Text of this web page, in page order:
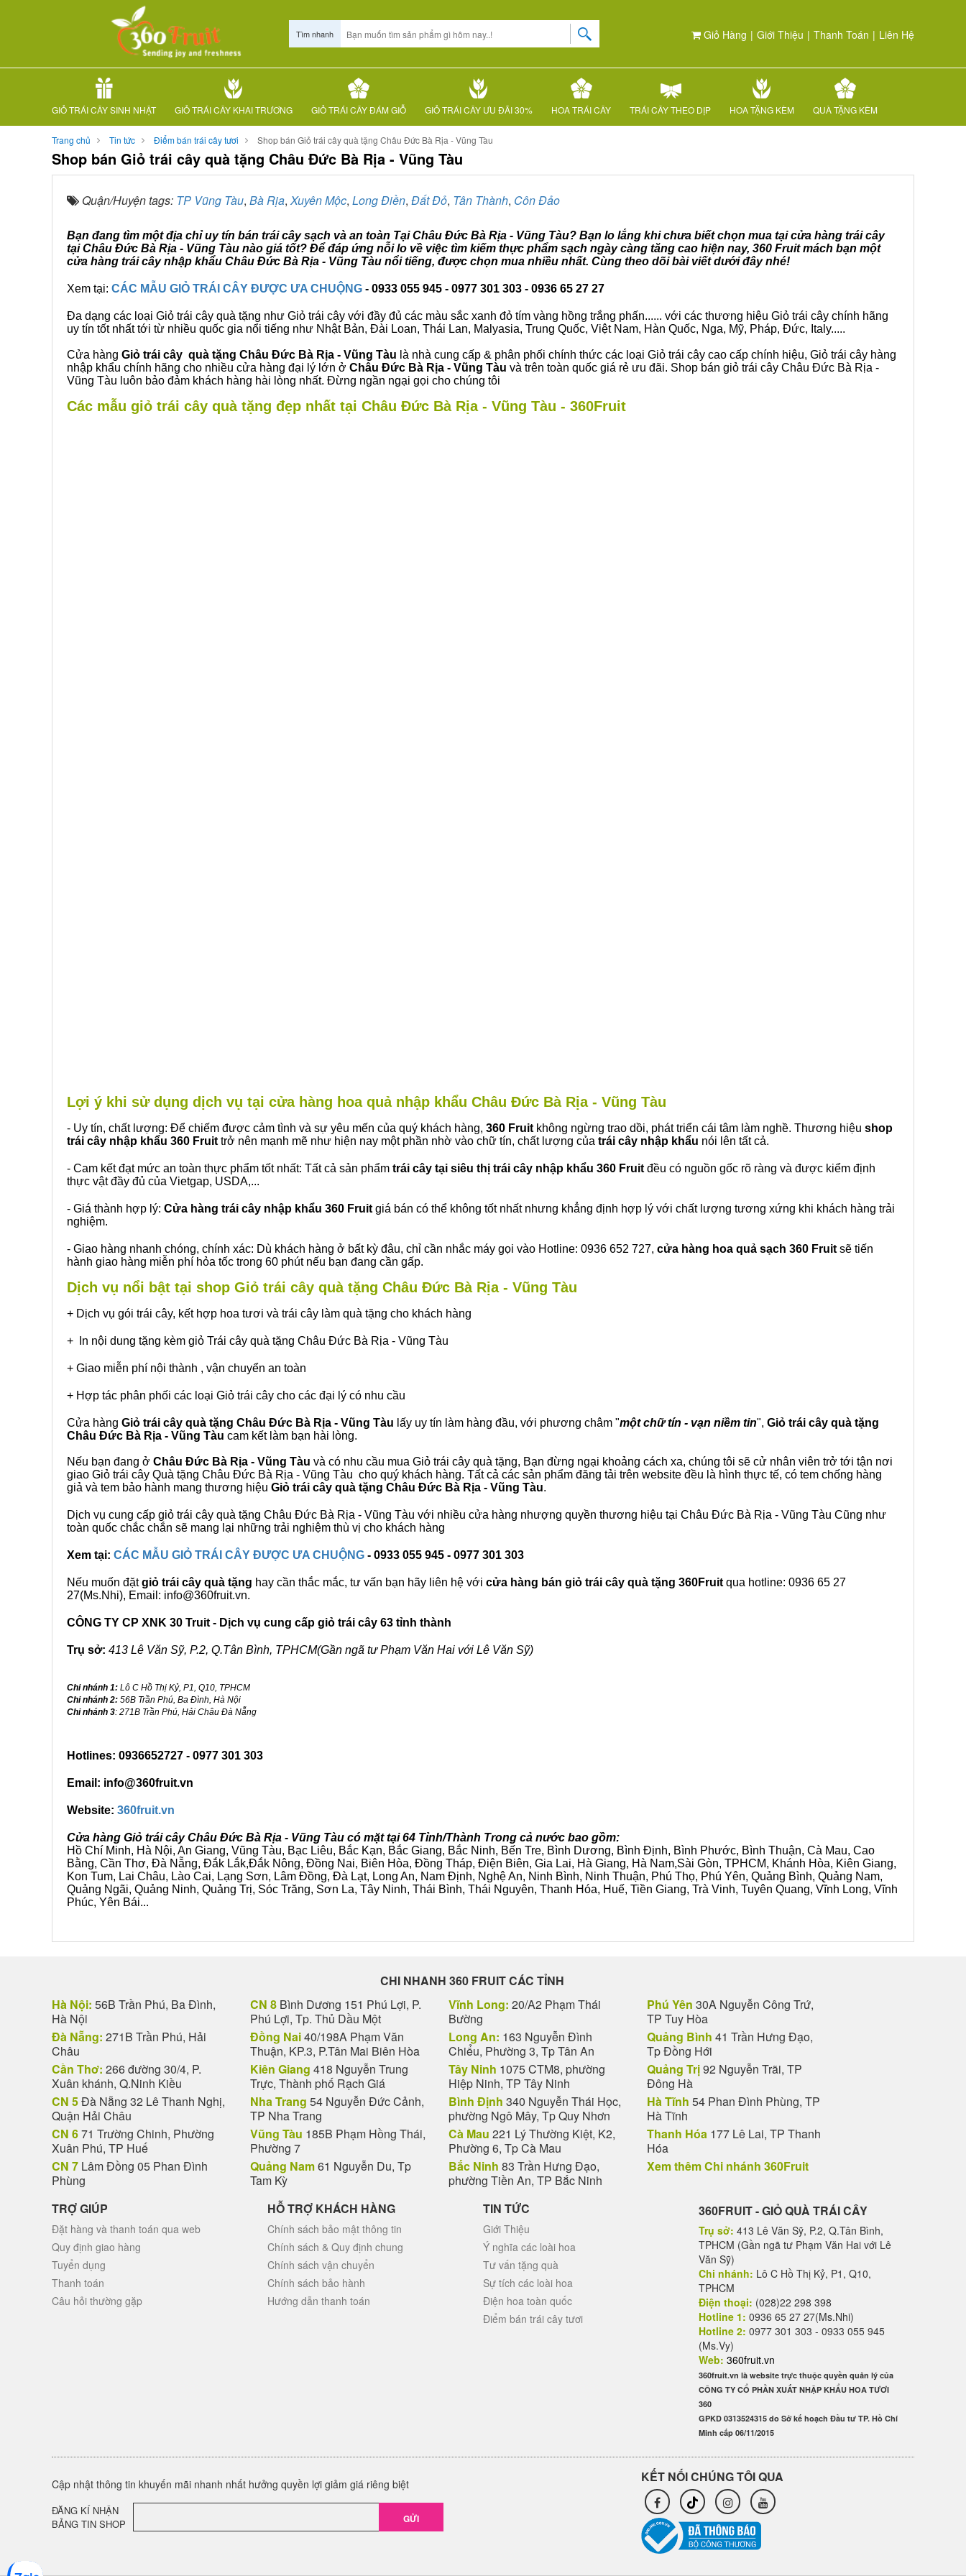
Giỏ Hàng | Giới Thiệu | Thanh Toán | Liên Hệ
Tìm nhanh
GIỎ TRÁI CÂY SINH NHẬT GIỎ TRÁI CÂY KHAI TRƯƠNG GIỎ TRÁI CÂY ĐÁM GIỖ GIỎ TRÁI CÂY ƯU ĐÃI 30% HOA TRÁI CÂY TRÁI CÂY THEO DỊP HOA TẶNG KÈM QUÀ TẶNG KÈM
Trang chủ Tin tức Điểm bán trái cây tươi Shop bán Giỏ trái cây quà tặng Châu Đức Bà Rịa - Vũng Tàu
Shop bán Giỏ trái cây quà tặng Châu Đức Bà Rịa - Vũng Tàu
Quận/Huyện tags: TP Vũng Tàu, Bà Rịa,Xuyên Mộc, Long Điền, Đất Đỏ, Tân Thành, Côn Đảo
Bạn đang tìm một địa chỉ uy tín bán trái cây sạch và an toàn Tại Châu Đức Bà Rịa - Vũng Tàu? Bạn lo lắng khi chưa biết chọn mua tại cửa hàng trái cây
tại Châu Đức Bà Rịa - Vũng Tàu nào giá tốt? Để đáp ứng nỗi lo về việc tìm kiếm thực phẩm sạch ngày càng tăng cao hiện nay, 360 Fruit mách bạn một
cửa hàng trái cây nhập khẩu Châu Đức Bà Rịa - Vũng Tàu nổi tiếng, được chọn mua nhiều nhất. Cùng theo dõi bài viết dưới đây nhé!
Xem tại: CÁC MẪU GIỎ TRÁI CÂY ĐƯỢC ƯA CHUỘNG - 0933 055 945 - 0977 301 303 - 0936 65 27 27
Đa dạng các loại Giỏ trái cây quà tặng như Giỏ trái cây với đầy đủ các màu sắc xanh đỏ tím vàng hồng trắng phấn...... với các thương hiệu Giỏ trái cây chính hãng
uy tín tốt nhất tới từ nhiều quốc gia nổi tiếng như Nhật Bản, Đài Loan, Thái Lan, Malyasia, Trung Quốc, Việt Nam, Hàn Quốc, Nga, Mỹ, Pháp, Đức, Italy.....
Cửa hàng Giỏ trái cây quà tặng Châu Đức Bà Rịa - Vũng Tàu là nhà cung cấp & phân phối chính thức các loại Giỏ trái cây cao cấp chính hiệu, Giỏ trái cây hàng
nhập khẩu chính hãng cho nhiều cửa hàng đại lý lớn ở Châu Đức Bà Rịa - Vũng Tàu và trên toàn quốc giá rẻ ưu đãi. Shop bán giỏ trái cây Châu Đức Bà Rịa -
Vũng Tàu luôn bảo đảm khách hàng hài lòng nhất. Đừng ngần ngại gọi cho chúng tôi
Các mẫu giỏ trái cây quà tặng đẹp nhất tại Châu Đức Bà Rịa - Vũng Tàu - 360Fruit
Lợi ý khi sử dụng dịch vụ tại cửa hàng hoa quả nhập khẩu Châu Đức Bà Rịa - Vũng Tàu
- Uy tín, chất lượng: Để chiếm được cảm tình và sự yêu mến của quý khách hàng, 360 Fruit không ngừng trao dồi, phát triển cái tâm làm nghề. Thương hiệu shop
trái cây nhập khẩu 360 Fruit trở nên mạnh mẽ như hiện nay một phần nhờ vào chữ tín, chất lượng của trái cây nhập khẩu nói lên tất cả.
- Cam kết đạt mức an toàn thực phẩm tốt nhất: Tất cả sản phẩm trái cây tại siêu thị trái cây nhập khẩu 360 Fruit đều có nguồn gốc rõ ràng và được kiểm định
thực vật đầy đủ của Vietgap, USDA,...
- Giá thành hợp lý: Cửa hàng trái cây nhập khẩu 360 Fruit giá bán có thể không tốt nhất nhưng khẳng định hợp lý với chất lượng tương xứng khi khách hàng trải
nghiệm.
- Giao hàng nhanh chóng, chính xác: Dù khách hàng ở bất kỳ đâu, chỉ cần nhắc máy gọi vào Hotline: 0936 652 727, cửa hàng hoa quả sạch 360 Fruit sẽ tiến
hành giao hàng miễn phí hỏa tốc trong 60 phút nếu bạn đang cần gấp.
Dịch vụ nổi bật tại shop Giỏ trái cây quà tặng Châu Đức Bà Rịa - Vũng Tàu
+ Dịch vụ gói trái cây, kết hợp hoa tươi và trái cây làm quà tặng cho khách hàng
+ In nội dung tặng kèm giỏ Trái cây quà tặng Châu Đức Bà Rịa - Vũng Tàu
+ Giao miễn phí nội thành , vận chuyển an toàn
+ Hợp tác phân phối các loại Giỏ trái cây cho các đại lý có nhu cầu
Cửa hàng Giỏ trái cây quà tặng Châu Đức Bà Rịa - Vũng Tàu lấy uy tín làm hàng đầu, với phương châm "một chữ tín - vạn niềm tin", Giỏ trái cây quà tặng
Châu Đức Bà Rịa - Vũng Tàu cam kết làm bạn hài lòng.
Nếu bạn đang ở Châu Đức Bà Rịa - Vũng Tàu và có nhu cầu mua Giỏ trái cây quà tặng, Bạn đừng ngại khoảng cách xa, chúng tôi sẽ cử nhân viên trở tới tận nơi
giao Giỏ trái cây Quà tặng Châu Đức Bà Rịa - Vũng Tàu cho quý khách hàng. Tất cả các sản phẩm đăng tải trên website đều là hình thực tế, có tem chống hàng
giả và tem bảo hành mang thương hiệu Giỏ trái cây quà tặng Châu Đức Bà Rịa - Vũng Tàu.
Dịch vụ cung cấp giỏ trái cây quà tặng Châu Đức Bà Rịa - Vũng Tàu với nhiều cửa hàng nhượng quyền thương hiệu tại Châu Đức Bà Rịa - Vũng Tàu Cũng như
toàn quốc chắc chắn sẽ mang lại những trải nghiệm thù vị cho khách hàng
Xem tại: CÁC MẪU GIỎ TRÁI CÂY ĐƯỢC ƯA CHUỘNG - 0933 055 945 - 0977 301 303
Nếu muốn đặtgiỏ trái cây quà tặng hay cần thắc mắc, tư vấn bạn hãy liên hệ với cửa hàng bán giỏ trái cây quà tặng 360Fruit qua hotline: 0936 65 27
27(Ms.Nhi), Email: info@360fruit.vn.
CÔNG TY CP XNK 30 Truit - Dịch vụ cung cấp giỏ trái cây 63 tỉnh thành
Trụ sở: 413 Lê Văn Sỹ, P.2, Q.Tân Bình, TPHCM(Gần ngã tư Phạm Văn Hai với Lê Văn Sỹ)
Chi nhánh 1: Lô C Hồ Thị Kỷ, P1, Q10, TPHCM
Chi nhánh 2: 56B Trần Phú, Ba Đình, Hà Nội
Chi nhánh 3: 271B Trần Phú, Hải Châu Đà Nẵng
Hotlines: 0936652727 - 0977 301 303
Email: info@360fruit.vn
Website: 360fruit.vn
Cửa hàng Giỏ trái cây Châu Đức Bà Rịa - Vũng Tàu có mặt tại 64 Tỉnh/Thành Trong cả nước bao gồm:
Hồ Chí Minh, Hà Nội, An Giang, Vũng Tàu, Bạc Liêu, Bắc Kạn, Bắc Giang, Bắc Ninh, Bến Tre, Bình Dương, Bình Định, Bình Phước, Bình Thuận, Cà Mau, Cao
Bằng, Cần Thơ, Đà Nẵng, Đắk Lắk,Đắk Nông, Đồng Nai, Biên Hòa, Đồng Tháp, Điện Biên, Gia Lai, Hà Giang, Hà Nam,Sài Gòn, TPHCM, Khánh Hòa, Kiên Giang,
Kon Tum, Lai Châu, Lào Cai, Lạng Sơn, Lâm Đồng, Đà Lạt, Long An, Nam Định, Nghệ An, Ninh Bình, Ninh Thuận, Phú Thọ, Phú Yên, Quảng Bình, Quảng Nam,
Quảng Ngãi, Quảng Ninh, Quảng Trị, Sóc Trăng, Sơn La, Tây Ninh, Thái Bình, Thái Nguyên, Thanh Hóa, Huế, Tiền Giang, Trà Vinh, Tuyên Quang, Vĩnh Long, Vĩnh
Phúc, Yên Bái...
CHI NHANH 360 FRUIT CÁC TỈNH
Hà Nội: 56B Trần Phú, Ba Đình,
Hà Nội
Đà Nẵng: 271B Trần Phú, Hải
Châu
Cần Thơ: 266 đường 30/4, P.
Xuân khánh, Q.Ninh Kiều
CN 5Đà Nẵng 32 Lê Thanh Nghị,
Quận Hải Châu
CN 671 Trường Chinh, Phường
Xuân Phú, TP Huế
CN 7 Lâm Đồng 05 Phan Đình
Phùng
CN 8 Bình Dương 151 Phú Lợi, P.
Phú Lợi, Tp. Thủ Dầu Một
Đồng Nai40/198A Phạm Văn
Thuận, KP.3, P.Tân Mai Biên Hòa
Kiên Giang 418 Nguyễn Trung
Trực, Thành phố Rạch Giá
Nha Trang 54 Nguyễn Đức Cảnh,
TP Nha Trang
Vũng Tàu 185B Phạm Hồng Thái,
Phường 7
Quảng Nam61 Nguyễn Du, Tp
Tam Kỳ
Vĩnh Long: 20/A2 Phạm Thái
Bường
Long An: 163 Nguyễn Đình
Chiểu, Phường 3, Tp Tân An
Tây Ninh 1075 CTM8, phường
Hiệp Ninh, TP Tây Ninh
Bình Định 340 Nguyễn Thái Học,
phường Ngô Mây, Tp Quy Nhơn
Cà Mau 221 Lý Thường Kiệt, K2,
Phường 6, Tp Cà Mau
Bắc Ninh 83 Trần Hưng Đạo,
phường Tiền An, TP Bắc Ninh
Phú Yên 30A Nguyễn Công Trứ,
TP Tuy Hòa
Quảng Bình 41 Trần Hưng Đạo,
Tp Đồng Hới
Quảng Trị92 Nguyễn Trãi, TP
Đông Hà
Hà Tĩnh 54 Phan Đình Phùng, TP
Hà Tĩnh
Thanh Hóa 177 Lê Lai, TP Thanh
Hóa
Xem thêm Chi nhánh 360Fruit
TRỢ GIÚP
Đặt hàng và thanh toán qua web
Quy định giao hàng
Tuyển dụng
Thanh toán
Câu hỏi thường gặp
HỖ TRỢ KHÁCH HÀNG
Chính sách bảo mật thông tin
Chính sách & Quy định chung
Chính sách vận chuyển
Chính sách bảo hành
Hướng dẫn thanh toán
TIN TỨC
Giới Thiệu
Ý nghĩa các loài hoa
Tư vấn tặng quà
Sự tích các loài hoa
Điện hoa toàn quốc
Điểm bán trái cây tươi
360FRUIT - GIỎ QUÀ TRÁI CÂY
Trụ sở: 413 Lê Văn Sỹ, P.2, Q.Tân Bình,
TPHCM (Gần ngã tư Phạm Văn Hai với Lê
Văn Sỹ)
Chi nhánh: Lô C Hồ Thị Kỷ, P1, Q10,
TPHCM
Điện thoại: (028)22 298 398
Hotline 1: 0936 65 27 27(Ms.Nhi)
Hotline 2: 0977 301 303 - 0933 055 945
(Ms.Vy)
Web: 360fruit.vn
360fruit.vn là website trực thuộc quyền quản lý của
CÔNG TY CỔ PHẦN XUẤT NHẬP KHẨU HOA TƯƠI
360
GPKD 0313524315 do Sở kế hoạch Đầu tư TP. Hồ Chí
Minh cấp 06/11/2015
Cập nhật thông tin khuyến mãi nhanh nhất hưởng quyền lợi giảm giá riêng biệt
ĐĂNG KÍ NHẬN
BẢNG TIN SHOP
GỬI
KẾT NỐI CHÚNG TÔI QUA